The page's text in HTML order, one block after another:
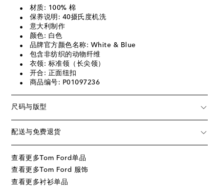
材质: 100% 棉
保养说明: 40摄氏度机洗
意大利制作
颜色: 白色
品牌官方颜色名称: White & Blue
包含非纺织的动物纤维
衣领: 标准领（长尖领）
开合: 正面纽扣
商品编号: P01097236
尺码与版型
配送与免费退货
查看更多Tom Ford单品
查看更多Tom Ford 服饰
查看更多衬衫单品